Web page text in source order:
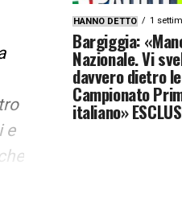
e
HANNO DETTO 1
Bargiggia:
Nazionale. Vi
davvero dietro
Campionato
italiano»